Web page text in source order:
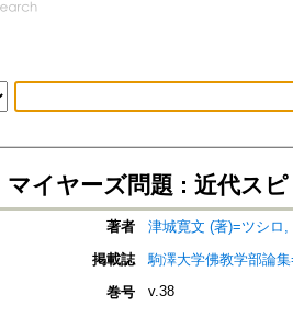
マイヤーズ問題 : 近代ス
著者
津城寛文 (著)=ツシロ,
掲載誌
駒澤大学佛教学部論
巻号
v.38